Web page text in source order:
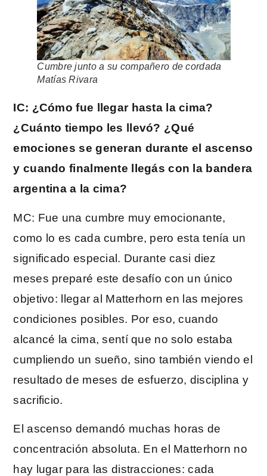
Cumbre junto a su compañero de cordada
Matías Rivara
IC: ¿Cómo fue llegar hasta la cima?
¿Cuánto tiempo les llevó? ¿Qué
emociones se generan durante el ascenso
y cuando finalmente llegás con la bandera
argentina a la cima?
MC: Fue una cumbre muy emocionante,
como lo es cada cumbre, pero esta tenía un
significado especial. Durante casi diez
meses preparé este desafío con un único
objetivo: llegar al Matterhorn en las mejores
condiciones posibles. Por eso, cuando
alcancé la cima, sentí que no solo estaba
cumpliendo un sueño, sino también viendo el
resultado de meses de esfuerzo, disciplina y
sacrificio.
El ascenso demandó muchas horas de
concentración absoluta. En el Matterhorn no
hay lugar para las distracciones: cada